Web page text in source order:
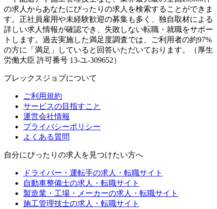
の求人からあなたにぴったりの求人を検索することができま
す。正社員雇用や未経験歓迎の募集も多く、独自取材による
詳しい求人情報が確認でき、失敗しない転職・就職をサポー
トします。過去実施した満足度調査では、ご利用者の約97%
の方に「満足」していると回答いただいております。（厚生
労働大臣 許可番号 13-ユ-309652）
プレックスジョブについて
ご利用規約
サービスの目指すこと
運営会社情報
プライバシーポリシー
よくある質問
自分にぴったりの求人を見つけたい方へ
ドライバー・運転手の求人・転職サイト
自動車整備士の求人・転職サイト
製造業・工場・メーカーの求人・転職サイト
施工管理技士の求人・転職サイト